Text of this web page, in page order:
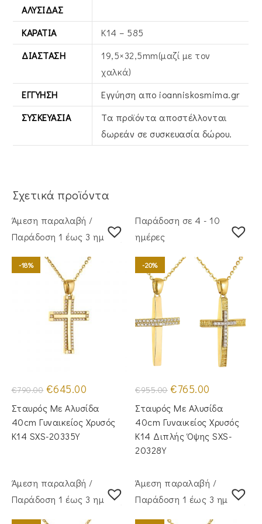
ΑΛΥΣΊΔΑΣ
ΚΑΡΆΤΙΑ
Κ14 – 585
ΔΙΆΣΤΑΣΗ
19,5×32,5mm(μαζί με τον
χαλκά)
ΕΓΓΎΗΣΗ
Εγγύηση απο ioanniskosmima.gr
ΣΥΣΚΕΥΑΣΊΑ
Τα προϊόντα αποστέλλονται
δωρεάν σε συσκευασία δώρου.
Σχετικά προϊόντα
Άμεση παραλαβή /
Παράδoση 1 έως 3 ημέρες
-18%
€790.00 Original
price
was:
€790.00.
€645.00
τιμή
είναι:
€645.00.
Σταυρός Mε Aλυσίδα
40cm Γυναικείος Χρυσός
Κ14 SXS-20335Y
Παράδοση σε 4 - 10
ημέρες
-20%
€955.00 Original
price
was:
€955.00.
€765.00
τιμή
είναι:
€765.00.
Σταυρός Με Αλυσίδα
40cm Γυναικείος Χρυσός
Κ14 Διπλής Όψης SXS-
20328Y
Άμεση παραλαβή /
Παράδoση 1 έως 3 ημέρες
Άμεση παραλαβή /
Παράδoση 1 έως 3 ημέρες